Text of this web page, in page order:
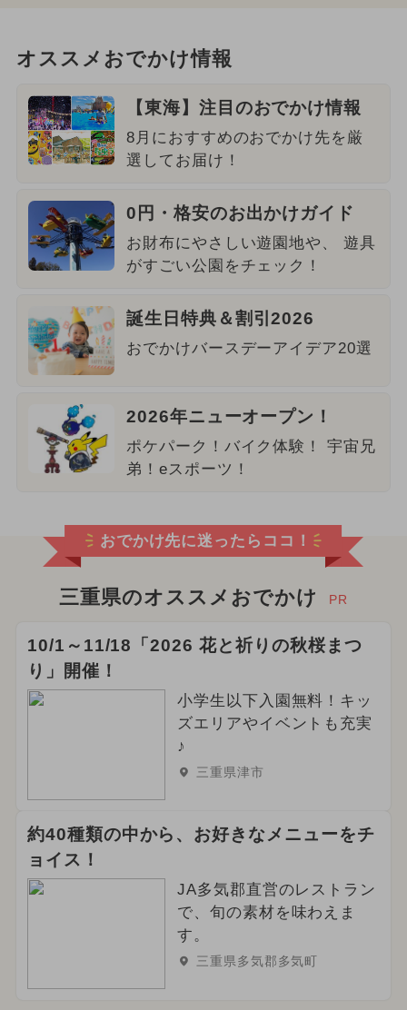
オススメおでかけ情報
【東海】注目のおでかけ情報
8月におすすめのおでかけ先を厳
選してお届け！
0円・格安のお出かけガイド
お財布にやさしい遊園地や、 遊具
がすごい公園をチェック！
誕生日特典＆割引2026
おでかけバースデーアイデア20選
2026年ニューオープン！
ポケパーク！バイク体験！ 宇宙兄
弟！eスポーツ！
おでかけ先に迷ったらココ！
三重県のオススメおでかけ PR
10/1～11/18「2026 花と祈りの秋桜まつ
り」開催！
小学生以下入園無料！キッ
ズエリアやイベントも充実
♪
三重県津市
約40種類の中から、お好きなメニューをチ
ョイス！
JA多気郡直営のレストラン
で、旬の素材を味わえま
す。
三重県多気郡多気町